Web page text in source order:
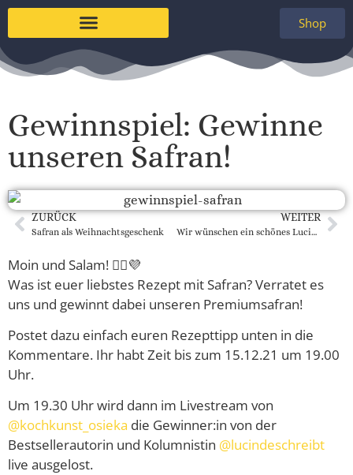
Shop
Gewinnspiel: Gewinne
unseren Safran!
ZURÜCK
Safran als Weihnachtsgeschenk
WEITER
Wir wünschen ein schönes Lucia-Fest!
Moin und Salam! 🙋‍♀️💜
Was ist euer liebstes Rezept mit Safran? Verratet es
uns und gewinnt dabei unseren Premiumsafran!
Postet dazu einfach euren Rezepttipp unten in die
Kommentare. Ihr habt Zeit bis zum 15.12.21 um 19.00
Uhr.
Um 19.30 Uhr wird dann im Livestream von
@kochkunst_osieka die Gewinner:in von der
Bestsellerautorin und Kolumnistin @lucindeschreibt
live ausgelost.